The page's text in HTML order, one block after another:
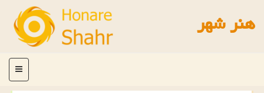
هنر شهر
منو